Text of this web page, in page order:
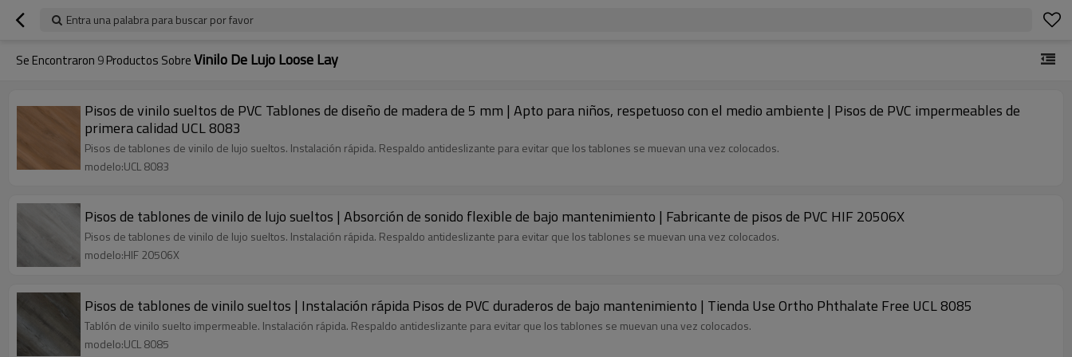
Entra una palabra para buscar por favor
Se Encontraron 9Productos SobreVinilo De Lujo Loose Lay
Pisos de vinilo sueltos de PVC Tablones de diseño de madera de 5 mm | Apto para niños, respetuoso con el medio ambiente | Pisos de PVC impermeables de
primera calidad UCL 8083
Pisos de tablones de vinilo de lujo sueltos. Instalación rápida. Respaldo antideslizante para evitar que los tablones se muevan una vez colocados.
modelo:UCL 8083
Pisos de tablones de vinilo de lujo sueltos | Absorción de sonido flexible de bajo mantenimiento | Fabricante de pisos de PVC HIF 20506X
Pisos de tablones de vinilo de lujo sueltos. Instalación rápida. Respaldo antideslizante para evitar que los tablones se muevan una vez colocados.
modelo:HIF 20506X
Pisos de tablones de vinilo sueltos | Instalación rápida Pisos de PVC duraderos de bajo mantenimiento | Tienda Use Ortho Phthalate Free UCL 8085
Tablón de vinilo suelto impermeable. Instalación rápida. Respaldo antideslizante para evitar que los tablones se muevan una vez colocados.
modelo:UCL 8085